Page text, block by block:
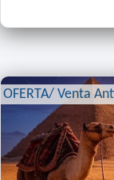
OFERTA/ Venta